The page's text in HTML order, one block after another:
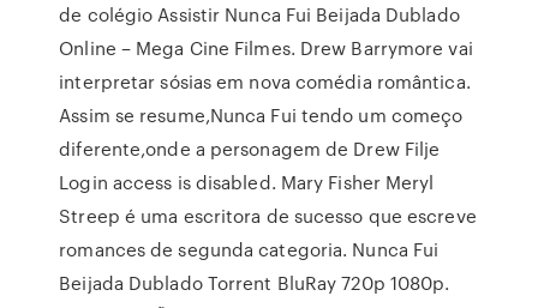
de colégio Assistir Nunca Fui Beijada Dublado
Online – Mega Cine Filmes. Drew Barrymore vai
interpretar sósias em nova comédia romântica.
Assim se resume,Nunca Fui tendo um começo
diferente,onde a personagem de Drew Filje
Login access is disabled. Mary Fisher Meryl
Streep é uma escritora de sucesso que escreve
romances de segunda categoria. Nunca Fui
Beijada Dublado Torrent BluRay 720p 1080p.